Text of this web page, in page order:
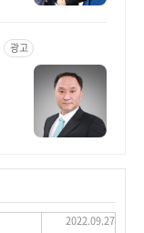
광고
2022.09.27